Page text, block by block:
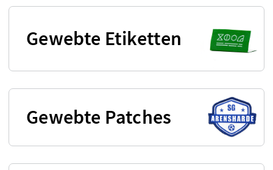
Gewebte Etiketten
Gewebte Patches